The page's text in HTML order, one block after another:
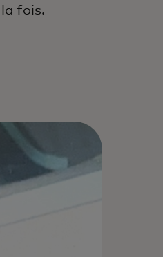
fois.